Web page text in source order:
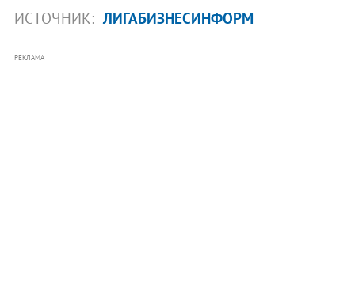
ИСТОЧНИК: ЛИГАБИЗНЕСИНФОРМ
РЕКЛАМА